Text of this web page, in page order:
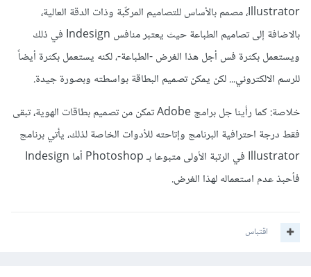
Illustrator، مصمم بالأساس للتصاميم المركّبة وذات الدقة العالية،
بالاضافة إلى تصاميم الطباعة حيث يعتبر منافس Indesign في ذلك
ويستعمل بكثرة فس أجل هذا الغرض -الطباعة-، لكنه يستعمل بكثرة أيضاً
للرسم الالكتروني... لكن يمكن تصميم البطاقة بواسطته وبصورة جيدة.
خلاصة: كما رأينا جل برامج Adobe تمكن من تصميم بطاقات الهوية، تبقى
فقط درجة احترافية البرنامج وإتاحته للأدوات الخاصة لذلك، يأتي برنامج
Illustrator في الرتبة الأولى متبوعا بـ Photoshop أما Indesign
فأحبذ عدم استعماله لهذا الغرض.
اقتباس